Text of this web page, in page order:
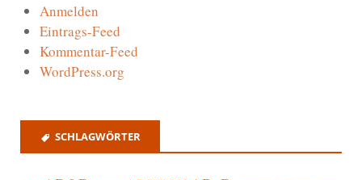
Anmelden
Eintrags-Feed
Kommentar-Feed
WordPress.org
SCHLAGWÖRTER